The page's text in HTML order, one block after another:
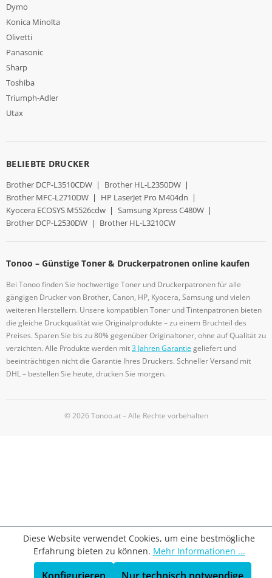
Dymo
Konica Minolta
Olivetti
Panasonic
Sharp
Toshiba
Triumph-Adler
Utax
BELIEBTE DRUCKER
Brother DCP-L3510CDW | Brother HL-L2350DW |
Brother MFC-L2710DW | HP LaserJet Pro M404dn |
Kyocera ECOSYS M5526cdw | Samsung Xpress C480W |
Brother DCP-L2530DW | Brother HL-L3210CW
Tonoo – Günstige Toner & Druckerpatronen online kaufen
Bei Tonoo finden Sie hochwertige Toner und Druckerpatronen für alle
gängigen Drucker von Brother, Canon, HP, Kyocera, Samsung und vielen
weiteren Herstellern. Unsere kompatiblen Toner und Tintenpatronen bieten
die gleiche Druckqualität wie Originalprodukte – zu einem Bruchteil des
Preises. Sparen Sie bis zu 80% gegenüber Originaltoner, ohne auf Qualität zu
verzichten. Alle Produkte werden mit3 Jahren Garantiegeliefert und
beeinträchtigen nicht die Garantie Ihres Druckers. Schneller Versand mit
DHL – bestellen Sie heute, drucken Sie morgen.
© 2026 Tonoo.at – Alle Rechte vorbehalten
Diese Website verwendet Cookies, um eine bestmögliche
Erfahrung bieten zu können. Mehr Informationen ...